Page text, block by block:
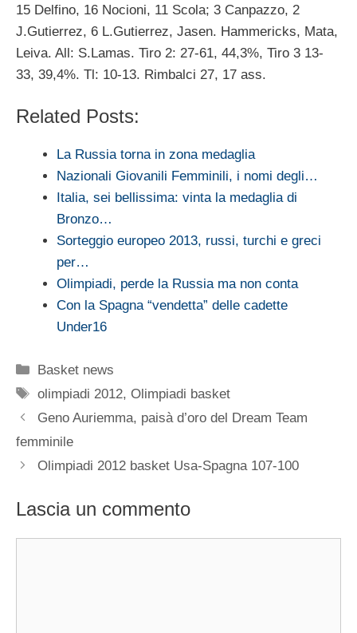
15 Delfino, 16 Nocioni, 11 Scola; 3 Canpazzo, 2
J.Gutierrez, 6 L.Gutierrez, Jasen. Hammericks, Mata,
Leiva. All: S.Lamas. Tiro 2: 27-61, 44,3%, Tiro 3 13-
33, 39,4%. Tl: 10-13. Rimbalci 27, 17 ass.
Related Posts:
La Russia torna in zona medaglia
Nazionali Giovanili Femminili, i nomi degli…
Italia, sei bellissima: vinta la medaglia di
Bronzo…
Sorteggio europeo 2013, russi, turchi e greci
per…
Olimpiadi, perde la Russia ma non conta
Con la Spagna “vendetta” delle cadette
Under16
Categorie
Basket news
Tag
olimpiadi 2012,Olimpiadi basket
Geno Auriemma, paisà d’oro del Dream Team
femminile
Olimpiadi 2012 basket Usa-Spagna 107-100
Lascia un commento